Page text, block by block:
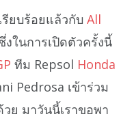
รียบร้อยแล้วกับ All
งในการเปิดตัวครั้งนี้
ทีม Repsol Honda
Pedrosa เข้าร่วม
ย มาวันนี้เราขอพา